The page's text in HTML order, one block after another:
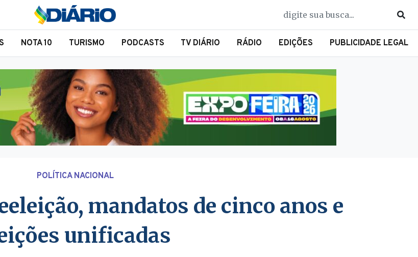
NOTA 10 TURISMO PODCASTS TV DIÁRIO RÁDIO EDIÇÕES PUBLICIDADE LEGAL
POLÍTICA NACIONAL
mandatos de cinco anos e
unificadas